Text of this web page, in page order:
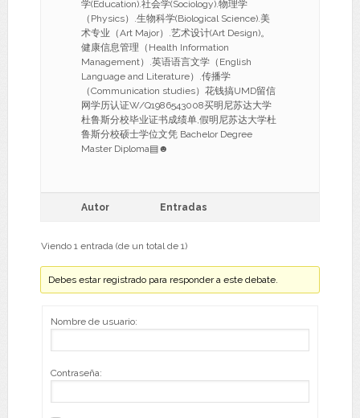
学(Education).社会学(Sociology).物理学
（Physics）.生物科学(Biological Science).美
术专业（Art Major）.艺术设计(Art Design)。
健康信息管理（Health Information
Management）.英语语言文学（English
Language and Literature）.传播学
（Communication studies）花钱搞UMD留信
网学历认证W/Q1986543008买明尼苏达大学
杜鲁斯分校毕业证书成绩单,假明尼苏达大学杜
鲁斯分校硕士学位文凭 Bachelor Degree
Master Diploma▤☻
Autor Entradas
Viendo 1 entrada (de un total de 1)
Debes estar registrado para responder a este debate.
Nombre de usuario:
Contraseña: